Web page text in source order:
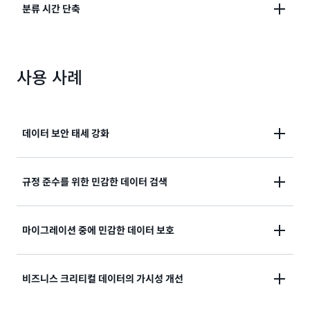
자세히 알아보기
Amazon S3 버킷 인벤토리의 보안 및 액세스 제어를 평
분류 시간 단축
실제 활용 가능한 보고 형식으로 제공함으로써 분류 시
간을 단축해줍니다.
자세히 알아보기
사용 사례
데이터 보안 태세 강화
S3 환경 전반에서 민감한 데이터를 검색하여 가시성을
데이터 보호에 대해 자세히 알아보기
규정 준수를 위한 민감한 데이터 검색
민감한 데이터가 검색되고 보호되는지 확인하는 데이터
사용자 지정 데이터 식별자에 대해 자세히 알아보기
마이그레이션 중에 민감한 데이터 보호
데이터 수집 중에 민감한 데이터가 적절하게 보호되었는
비즈니스 크리티컬 데이터의 가시성 개선